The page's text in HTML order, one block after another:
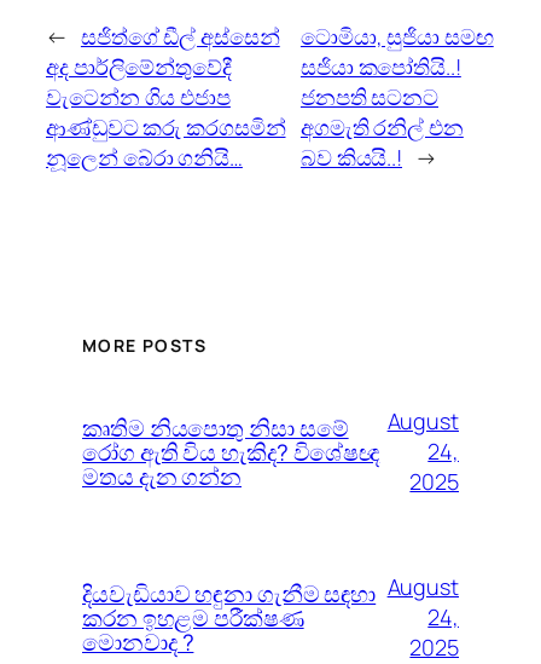
← සජිත්ගේ ඩීල් අස්සෙන්
අද පාර්ලිමේන්තුවේදී
වැටෙන්න ගිය එජාප
ආණ්ඩුවට කරු කරගසමින්
නූලෙන් බේරා ගනියි…
ටොමියා, සුජියා සමඟ
සජියා කපෝතියි..!
ජනපති සටනට
අගමැති රනිල් එන
බව කියයි..! →
MORE POSTS
කෘතිම නියපොතු නිසා සමේ
රෝග ඇති විය හැකිද? විශේෂඥ
මතය දැන ගන්න
August
24,
2025
දියවැඩියාව හඳුනා ගැනීම සඳහා
කරන ඉහළම පරීක්ෂණ
මොනවාද ?
August
24,
2025